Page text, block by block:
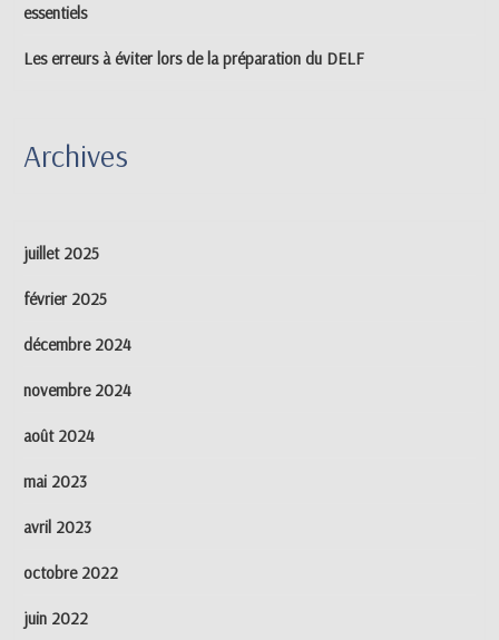
essentiels
Les erreurs à éviter lors de la préparation du DELF
Archives
juillet 2025
février 2025
décembre 2024
novembre 2024
août 2024
mai 2023
avril 2023
octobre 2022
juin 2022